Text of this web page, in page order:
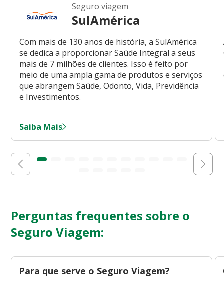
Seguro viagem
SulAmérica
Com mais de 130 anos de história, a SulAmérica
se dedica a proporcionar Saúde Integral a seus
mais de 7 milhões de clientes. Isso é feito por
meio de uma ampla gama de produtos e serviços
que abrangem Saúde, Odonto, Vida, Previdência
e Investimentos.
Saiba Mais
Perguntas frequentes sobre o
Seguro Viagem:
Para que serve o Seguro Viagem?